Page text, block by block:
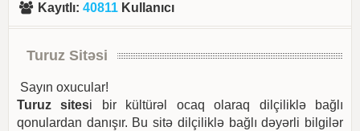
Kayıtlı:40811 Kullanıcı
Turuz Sitəsi
Sayın oxucular!
Turuz sitesi bir kültürəl ocaq olaraq dilçiliklə bağlı
qonulardan danışır. Bu sitə dilçiliklə bağlı dəyərli bilgilər